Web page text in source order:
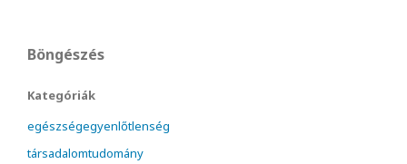
Böngészés
Kategóriák
egészségegyenlőtlenség
társadalomtudomány